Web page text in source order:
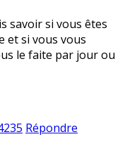
savoir si vous êtes
et si vous vous
le faite par jour ou
Répondre